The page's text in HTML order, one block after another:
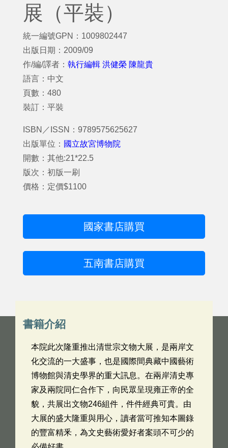
展（平裝）
統一編號GPN：1009802447
出版日期：2009/09
作/編/譯者： 執行編輯 洪健榮 陳龍貴
語言：中文
頁數：480
裝訂：平裝
ISBN／ISSN：9789575625627
出版單位： 國立故宮博物院
開數：其他:21*22.5
版次：初版一刷
價格：定價$1100
國家書店購買
五南書店購買
書籍介紹
本院此次隆重推出清世宗文物大展，是兩岸文
化交流的一大盛事，也是國際間典藏中國藝術
博物館與清史學界的重大訊息。在兩岸清史專
家及兩院同仁合作下，向民眾呈現雍正帝的全
貌，共展出文物246組件，件件經典可貴。由
大展的盛大隆重與用心，讀者當可推知本圖錄
的豐富精釆，為文史藝術愛好者案頭不可少的